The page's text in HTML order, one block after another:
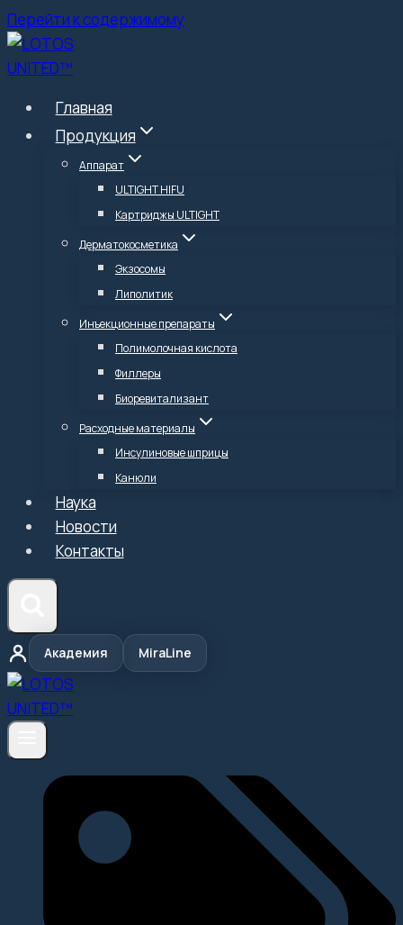
Перейти к содержимому
Главная
Продукция
Аппарат
ULTIGHT HIFU
Картриджы ULTIGHT
Дерматокосметика
Экзосомы
Липолитик
Инъекционные препараты
Полимолочная кислота
Филлеры
Биоревитализант
Расходные материалы
Инсулиновые шприцы
Канюли
Наука
Новости
Контакты
Академия MiraLine